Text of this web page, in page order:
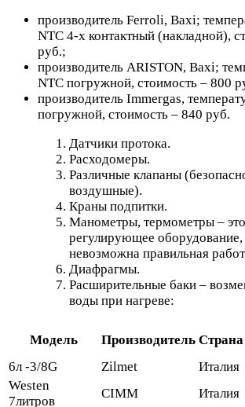
производитель Ferroli, Baxi;
NTC 4-х контактный (накладной),
руб.;
производитель ARISTON, Baxi;
NTC погружной, стоимость – 800
производитель Immergas,
погружной, стоимость – 840 руб.
Датчики протока.
Расходомеры.
Различные клапаны
воздушные).
Краны подпитки.
Манометры, термометры –
регулирующее оборудование,
невозможна правильная
Диафрагмы.
Расширительные баки –
воды при нагреве:
Модель Производитель Страна
6л -3/8G
Zilmet Италия
Westen
7литров
CIMM Италия